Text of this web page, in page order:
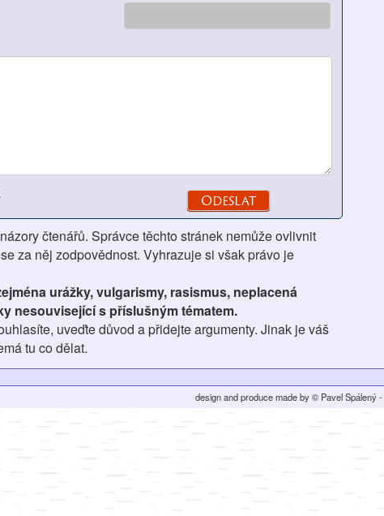
čtenářů. Správce těchto stránek nemůže ovlivnit
za něj zodpovědnost. Vyhrazuje si však právo je
urážky, vulgarismy, rasismus, neplacená
nesouvisející s příslušným tématem.
uveďte důvod a přidejte argumenty. Jinak je váš
tu co dělat.
design and produce made by © Pavel Spálený -